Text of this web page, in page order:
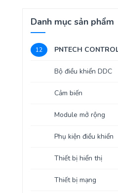
Nhà phân phối cảm biến
Nhà sản xuất thiết bị điều
Cung cấp giải pháp quản
Bảo trì – Bảo dưỡng hệ
Tư vấn – Thiết kế – Cung
Dự án
Bài viết
Yêu cầu báo giá
Danh mục sản phẩm
12 PNTECH
Bộ điều khiển DDC
Cảm biến
Module mở rộng
Phụ kiện điều khiển
Thiết bị hiển thị
Thiết bị mạng